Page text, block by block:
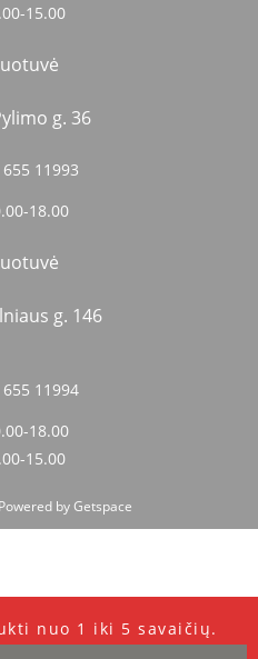
nuo 1 iki 5 savaičių.
15.00
g. 36
11993
18.00
g. 146
11994
18.00
15.00
byGetspace